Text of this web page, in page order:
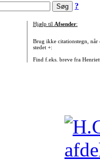
?
Hjælp til Afsender:
Brug ikke citationstegn, når
stedet +:
Find f.eks. breve fra